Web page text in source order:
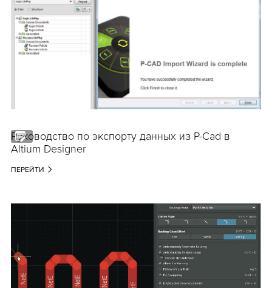
Руководство по экспорту данных из P-Cad в
Altium Designer
ПЕРЕЙТИ